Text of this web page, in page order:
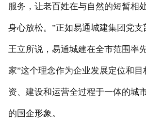
服务，让老百姓在与自然的短暂相
身心放松。”正如易通城建集团党
王立所说，易通城建在全市范围率
家”这个理念作为企业发展定位和
资、建设和运营全过程于一体的城
的国企形象。